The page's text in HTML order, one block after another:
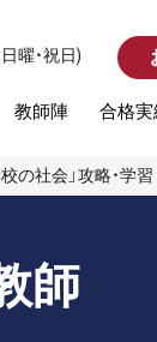
曜・祝日)
教師陣 合格実
曜・祝日)
教師陣 合格実
の社会」攻略・学習
師